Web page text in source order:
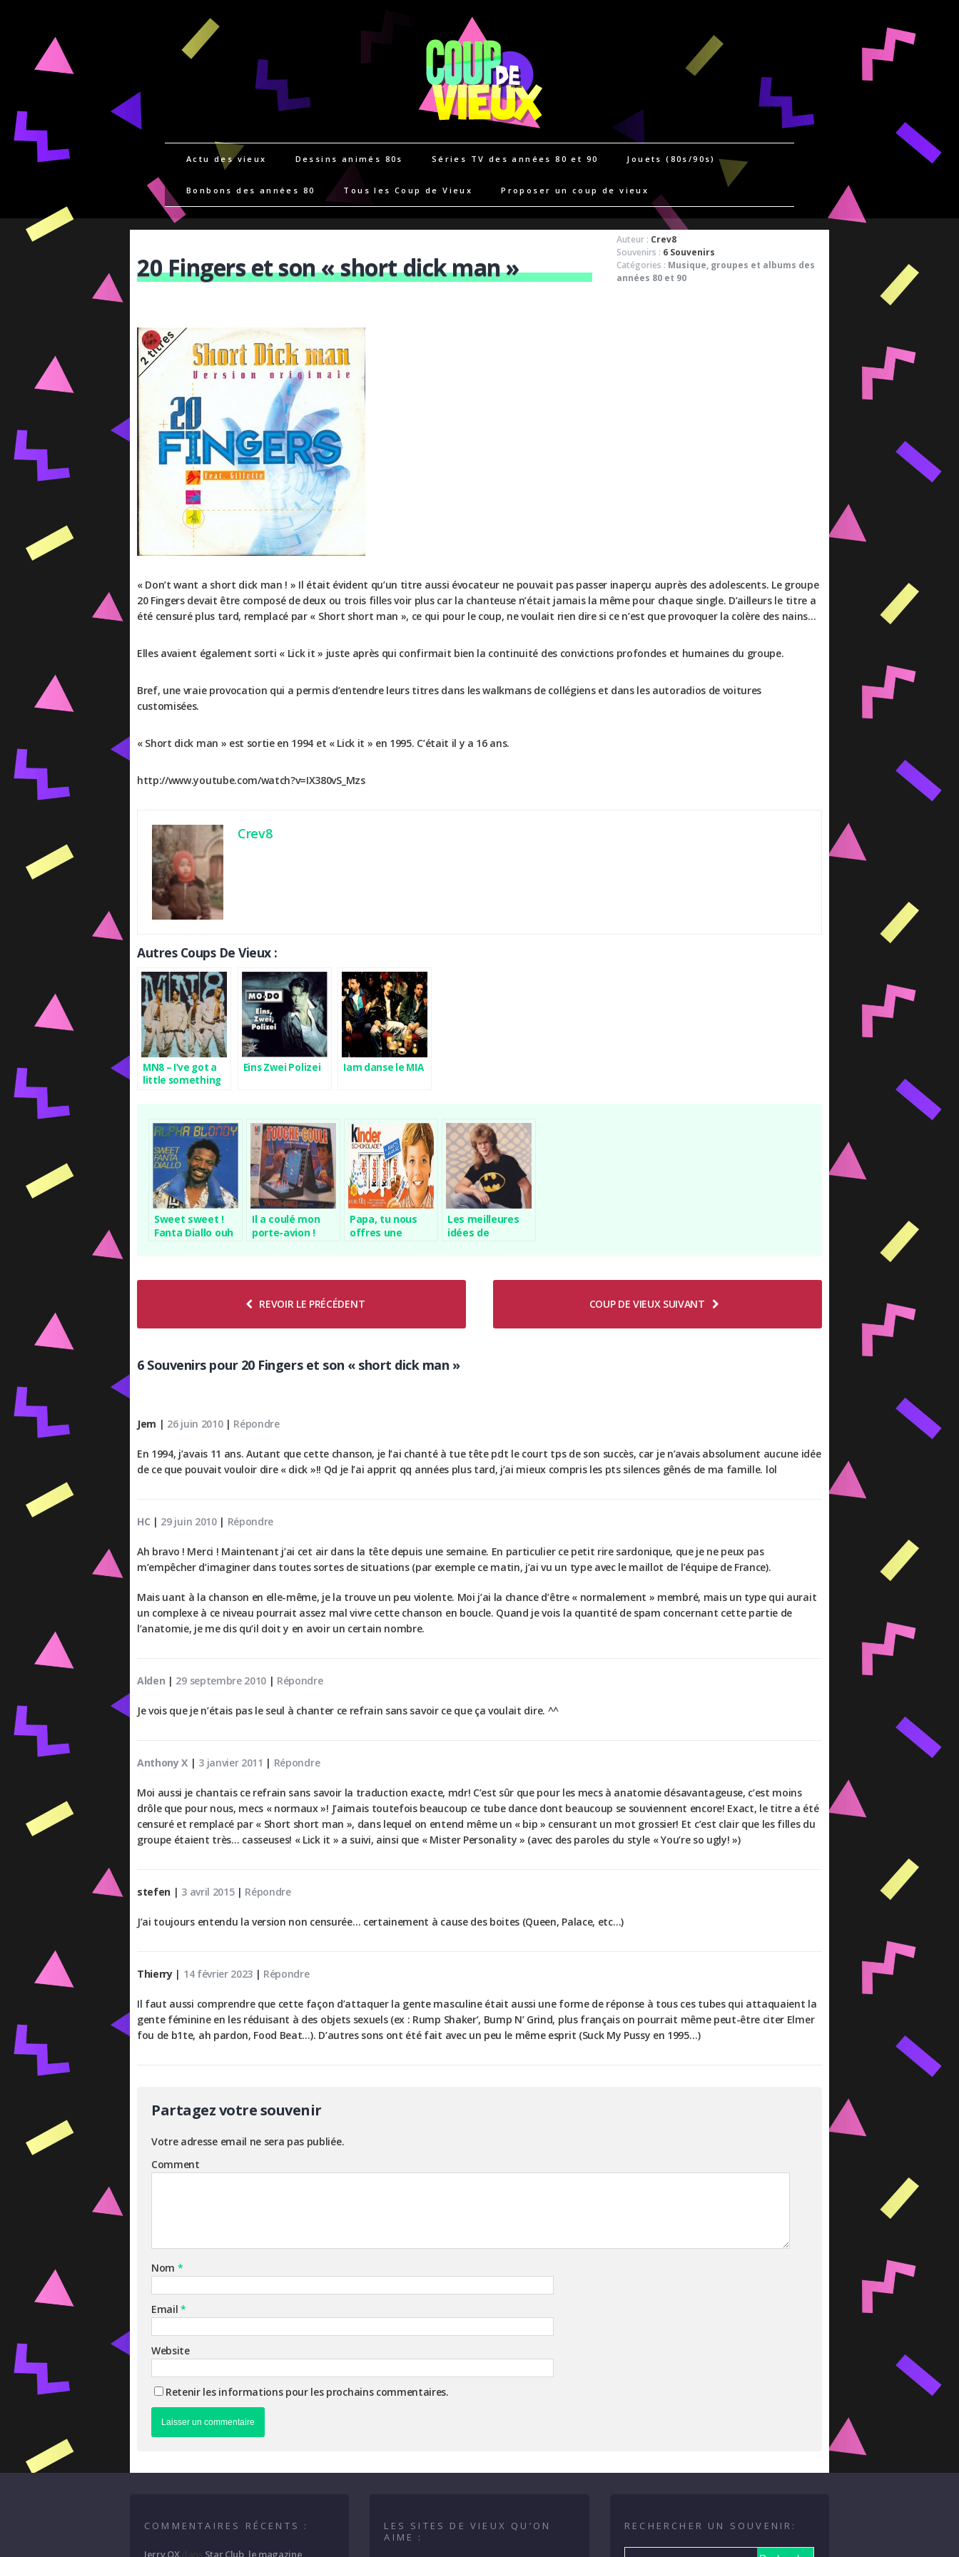
Actu des vieux Dessins animés 80s Séries TV des années 80 et 90 Jouets (80s/90s)
Bonbons des années 80 Tous les Coup de Vieux Proposer un coup de vieux
20 Fingers et son « short dick man »
Auteur : Crev8
Souvenirs : 6 Souvenirs
Catégories : Musique, groupes et albums des
années 80 et 90
« Don’t want a short dick man ! » Il était évident qu’un titre aussi évocateur ne pouvait pas passer inaperçu auprès des adolescents. Le groupe
20 Fingers devait être composé de deux ou trois filles voir plus car la chanteuse n’était jamais la même pour chaque single. D’ailleurs le titre a
été censuré plus tard, remplacé par « Short short man », ce qui pour le coup, ne voulait rien dire si ce n’est que provoquer la colère des nains…
Elles avaient également sorti « Lick it » juste après qui confirmait bien la continuité des convictions profondes et humaines du groupe.
Bref, une vraie provocation qui a permis d’entendre leurs titres dans les walkmans de collégiens et dans les autoradios de voitures
customisées.
« Short dick man » est sortie en 1994 et « Lick it » en 1995. C’était il y a 16 ans.
http://www.youtube.com/watch?v=IX380vS_Mzs
Crev8
Autres Coups De Vieux :
MN8 – I’ve got a
little something
Eins Zwei Polizei Iam danse le MIA
Sweet sweet !
Fanta Diallo ouh
Il a coulé mon
porte-avion !
Papa, tu nous
offres une
Les meilleures
idées de
REVOIR LE PRÉCÉDENT COUP DE VIEUX SUIVANT
6 Souvenirs pour 20 Fingers et son « short dick man »
Jem | 26 juin 2010| Répondre
En 1994, j’avais 11 ans. Autant que cette chanson, je l’ai chanté à tue tête pdt le court tps de son succès, car je n’avais absolument aucune idée
de ce que pouvait vouloir dire « dick »!! Qd je l’ai apprit qq années plus tard, j’ai mieux compris les pts silences gênés de ma famille. lol
HC | 29 juin 2010| Répondre
Ah bravo ! Merci ! Maintenant j’ai cet air dans la tête depuis une semaine. En particulier ce petit rire sardonique, que je ne peux pas
m’empêcher d’imaginer dans toutes sortes de situations (par exemple ce matin, j’ai vu un type avec le maillot de l’équipe de France).
Mais uant à la chanson en elle-même, je la trouve un peu violente. Moi j’ai la chance d’être « normalement » membré, mais un type qui aurait
un complexe à ce niveau pourrait assez mal vivre cette chanson en boucle. Quand je vois la quantité de spam concernant cette partie de
l’anatomie, je me dis qu’il doit y en avoir un certain nombre.
Alden | 29 septembre 2010 | Répondre
Je vois que je n’étais pas le seul à chanter ce refrain sans savoir ce que ça voulait dire. ^^
Anthony X | 3 janvier 2011 | Répondre
Moi aussi je chantais ce refrain sans savoir la traduction exacte, mdr! C’est sûr que pour les mecs à anatomie désavantageuse, c’est moins
drôle que pour nous, mecs « normaux »! J’aimais toutefois beaucoup ce tube dance dont beaucoup se souviennent encore! Exact, le titre a été
censuré et remplacé par « Short short man », dans lequel on entend même un « bip » censurant un mot grossier! Et c’est clair que les filles du
groupe étaient très… casseuses! « Lick it » a suivi, ainsi que « Mister Personality » (avec des paroles du style « You’re so ugly! »)
stefen | 3 avril 2015| Répondre
J’ai toujours entendu la version non censurée… certainement à cause des boites (Queen, Palace, etc…)
Thierry | 14 février 2023 | Répondre
Il faut aussi comprendre que cette façon d’attaquer la gente masculine était aussi une forme de réponse à tous ces tubes qui attaquaient la
gente féminine en les réduisant à des objets sexuels (ex : Rump Shaker’, Bump N’ Grind, plus français on pourrait même peut-être citer Elmer
fou de b1te, ah pardon, Food Beat…). D’autres sons ont été fait avec un peu le même esprit (Suck My Pussy en 1995…)
Partagez votre souvenir
Votre adresse email ne sera pas publiée.
Comment
Nom *
Email*
Website
Retenir les informations pour les prochains commentaires.
COMMENTAIRES RÉCENTS :
Jerry OXdans Star Club, le magazine
LES SITES DE VIEUX QU’ON
AIME :
RECHERCHER UN SOUVENIR: